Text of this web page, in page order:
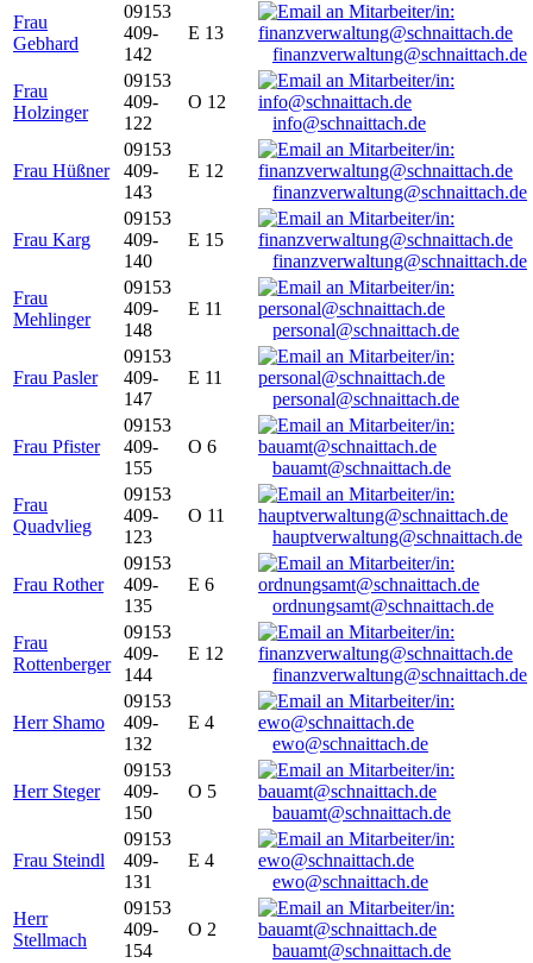
Frau
Gebhard
09153
409-
142
E 13
finanzverwaltung@schnaittach.de
Frau
Holzinger
09153
409-
122
O 12
info@schnaittach.de
Frau Hüßner
09153
409-
143
E 12
finanzverwaltung@schnaittach.de
Frau Karg
09153
409-
140
E 15
finanzverwaltung@schnaittach.de
Frau
Mehlinger
09153
409-
148
E 11
personal@schnaittach.de
Frau Pasler
09153
409-
147
E 11
personal@schnaittach.de
Frau Pfister
09153
409-
155
O 6
bauamt@schnaittach.de
Frau
Quadvlieg
09153
409-
123
O 11
hauptverwaltung@schnaittach.de
Frau Rother
09153
409-
135
E 6
ordnungsamt@schnaittach.de
Frau
Rottenberger
09153
409-
144
E 12
finanzverwaltung@schnaittach.de
Herr Shamo
09153
409-
132
E 4
ewo@schnaittach.de
Herr Steger
09153
409-
150
O 5
bauamt@schnaittach.de
Frau Steindl
09153
409-
131
E 4
ewo@schnaittach.de
Herr
Stellmach
09153
409-
154
O 2
bauamt@schnaittach.de